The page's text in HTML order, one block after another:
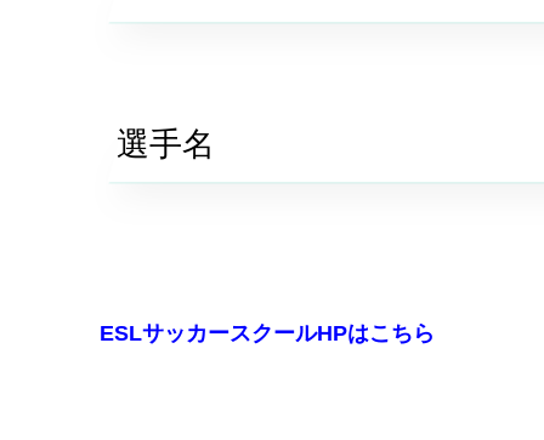
選手名
ESLサッカースクールHPはこちら